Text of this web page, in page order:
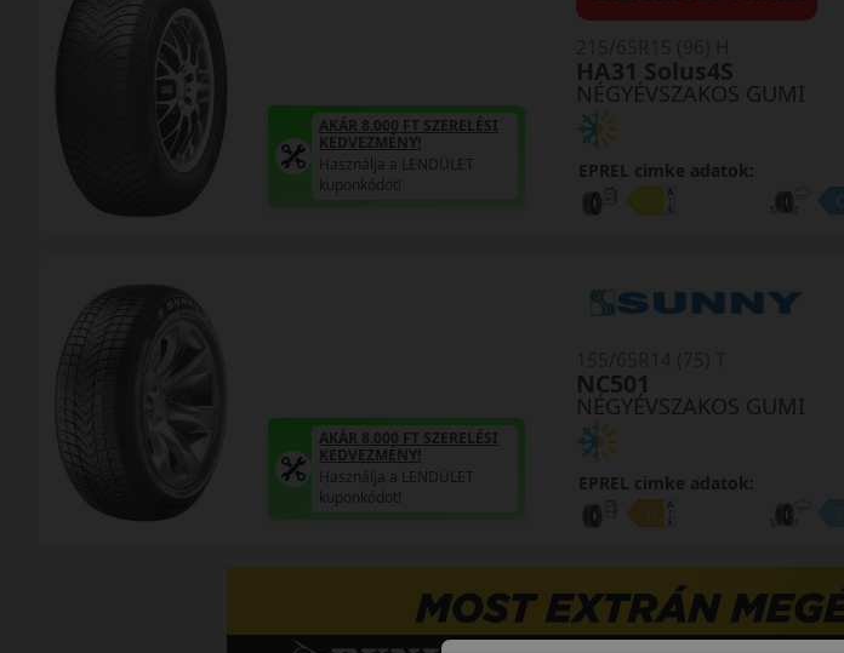
NÉGYÉVSZAKOS GUMI
HA31 Solus4S
EPREL cimke adatok:
AKÁR 8.000 FT SZERELÉSI
KEDVEZMÉNY!
Használja a LENDÜLET
kuponkódot!
NÉGYÉVSZAKOS GUMI
NC501
EPREL cimke adatok:
AKÁR 8.000 FT SZERELÉSI
KEDVEZMÉNY!
Használja a LENDÜLET
kuponkódot!